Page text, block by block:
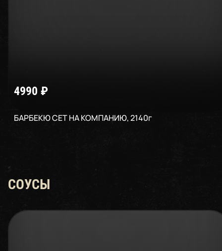
4990 ₽
БАРБЕКЮ СЕТ НА КОМПАНИЮ,2140г
СОУСЫ